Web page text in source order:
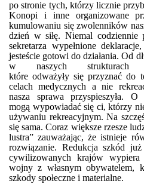
po stronie tych, którzy licznie
Konopi i inne organizowane
kumulowaniu się zwolenników
dzień w siłę. Niemal codziennie
sekretarza wypełnione
jesteście gotowi do działania. Od
w naszych strukturach
które odważyły się przyznać do
celach medycznych a nie
nasza sprawa przyspieszyła. O
mogą wypowiadać się ci, którzy
używaniu rekreacyjnym. Na
się sama. Coraz większe rzesze
lustra” zauważając, że istnieje
rozwiązanie. Redukcja szkód
cywilizowanych krajów wypiera
wojny z własnym obywatelem,
szkody społeczne i materialne.